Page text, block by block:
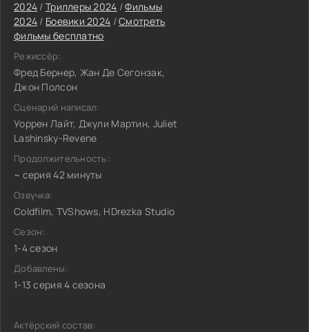
2024 / Триллеры 2024 /Фильмы
2024 / Боевики 2024 /Смотреть
фильмы бесплатно
Режиссёр:
Фред Бернер, Жан Де Сегонзак,
Джон Полсон
Сценарий написал:
Уоррен Лайт, Джули Мартин, Juliet
Lashinsky-Revene
Продолжительность:
~ серия 42 минуты
Озвучка:
Coldfilm, TVShows, HDrezka Studio
Сезон:
1-4 сезон
Добавлены:
1-13 серия 4 сезона
Актёрский состав: